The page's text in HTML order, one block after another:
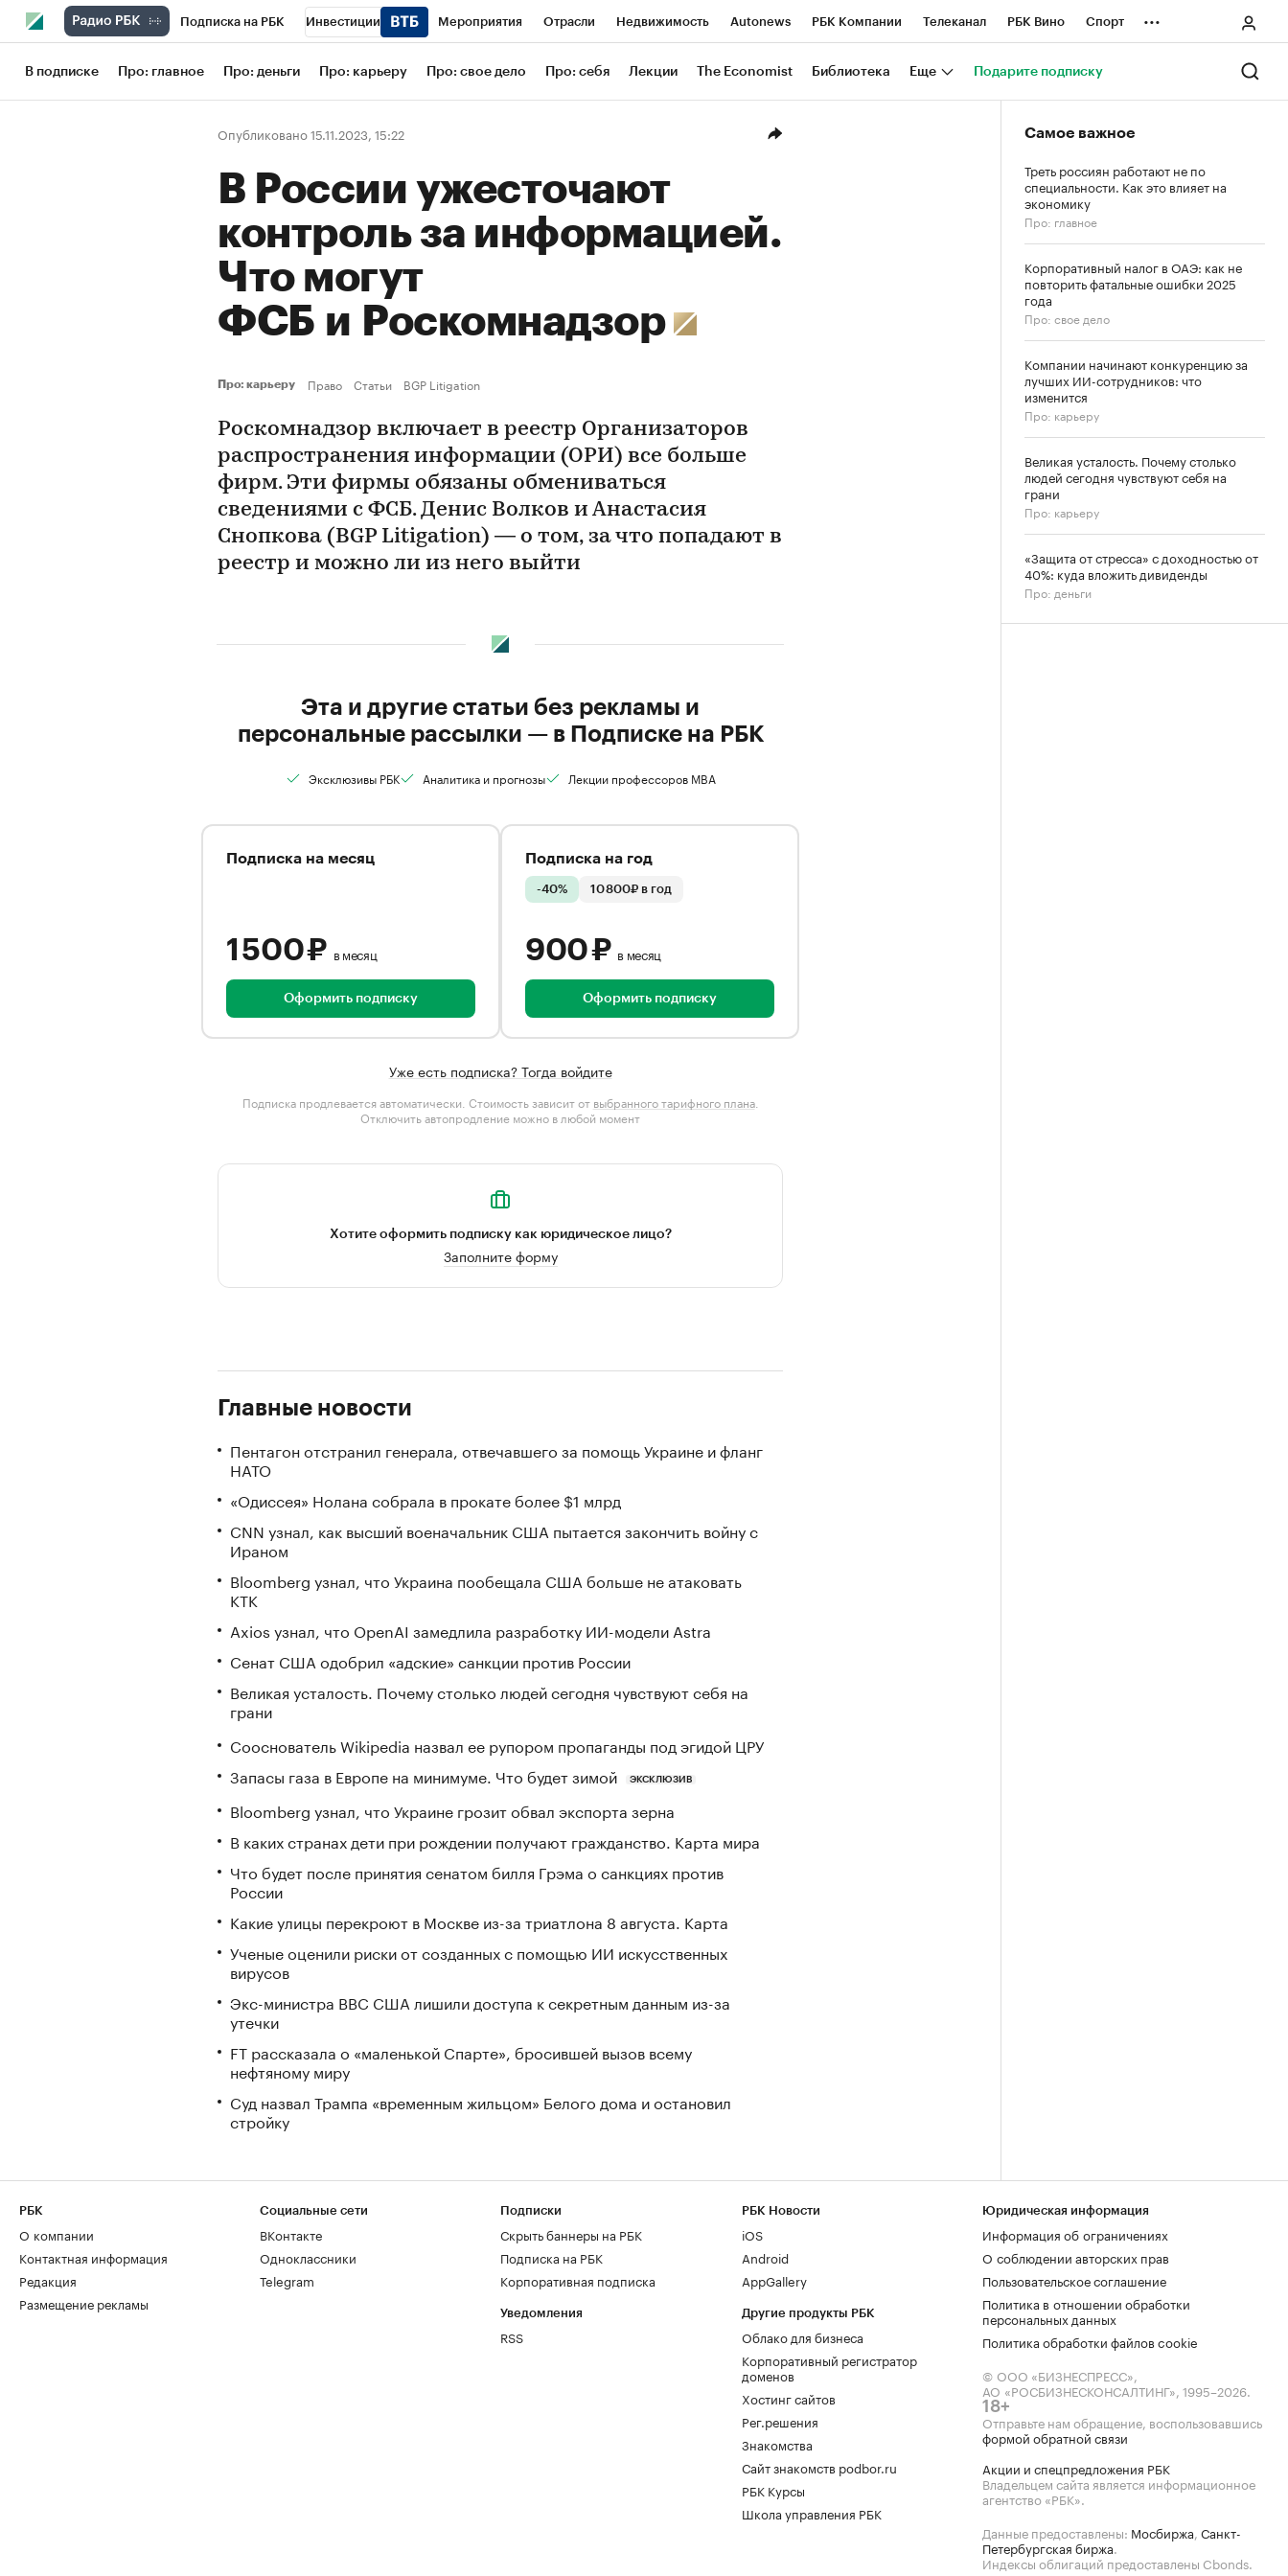
Подписка на РБК Инвестиции Мероприятия Отрасли Недвижимость Autonews РБК Компании Телеканал РБК Вино Спорт
Школа управления РБК РБК Образование РБК Life Тренды Визионеры Национальные проекты Город
Рынок наличной валюты
...
В подписке Про: главное Про: деньги Про: карьеру Про: свое дело Про: себя Лекции The Economist Библиотека Еще Подарите подписку
Опубликовано 15.11.2023, 15:22
В России ужесточают
контроль за информацией.
Что могут
ФСБ и Роскомнадзор
Про: карьеру Право Статьи BGP Litigation
Роскомнадзор включает в реестр Организаторов
распространения информации (ОРИ) все больше
фирм. Эти фирмы обязаны обмениваться
сведениями с ФСБ. Денис Волков и Анастасия
Снопкова (BGP Litigation) — о том, за что попадают в
реестр и можно ли из него выйти
Эта и другие статьи без рекламы и
персональные рассылки — в Подписке на РБК
Эксклюзивы РБК Аналитика и прогнозы Лекции профессоров MBA
Подписка на месяц
1 500 ₽ в месяц
Оформить подписку
Подписка на год
-40% 10 800₽ в год
900 ₽ в месяц
Оформить подписку
Уже есть подписка? Тогда войдите
Подписка продлевается автоматически. Стоимость зависит от выбранного тарифного плана.
Отключить автопродление можно в любой момент
Хотите оформить подписку как юридическое лицо?
Заполните форму
Главные новости
Пентагон отстранил генерала, отвечавшего за помощь Украине и фланг
НАТО
«Одиссея» Нолана собрала в прокате более $1 млрд
CNN узнал, как высший военачальник США пытается закончить войну с
Ираном
Bloomberg узнал, что Украина пообещала США больше не атаковать
КТК
Axios узнал, что OpenAI замедлила разработку ИИ-модели Astra
Сенат США одобрил «адские» санкции против России
Великая усталость. Почему столько людей сегодня чувствуют себя на
грани
Сооснователь Wikipedia назвал ее рупором пропаганды под эгидой ЦРУ
Запасы газа в Европе на минимуме. Что будет зимой
ЭКСКЛЮЗИВ
Bloomberg узнал, что Украине грозит обвал экспорта зерна
В каких странах дети при рождении получают гражданство. Карта мира
Что будет после принятия сенатом билля Грэма о санкциях против
России
Какие улицы перекроют в Москве из-за триатлона 8 августа. Карта
Ученые оценили риски от созданных с помощью ИИ искусственных
вирусов
Экс-министра ВВС США лишили доступа к секретным данным из-за
утечки
FT рассказала о «маленькой Спарте», бросившей вызов всему
нефтяному миру
Суд назвал Трампа «временным жильцом» Белого дома и остановил
стройку
Самое важное
Треть россиян работают не по
специальности. Как это влияет на
экономику
Про: главное
Корпоративный налог в ОАЭ: как не
повторить фатальные ошибки 2025
года
Про: свое дело
Компании начинают конкуренцию за
лучших ИИ-сотрудников: что
изменится
Про: карьеру
Великая усталость. Почему столько
людей сегодня чувствуют себя на
грани
Про: карьеру
«Защита от стресса» с доходностью от
40%: куда вложить дивиденды
Про: деньги
РБК
О компании
Контактная информация
Редакция
Размещение рекламы
Социальные сети
ВКонтакте
Одноклассники
Telegram
Подписки
Скрыть баннеры на РБК
Подписка на РБК
Корпоративная подписка
Уведомления
RSS
РБК Новости
iOS
Android
AppGallery
Другие продукты РБК
Облако для бизнеса
Корпоративный регистратор
доменов
Хостинг сайтов
Рег.решения
Знакомства
Сайт знакомств podbor.ru
РБК Курсы
Школа управления РБК
Юридическая информация
Информация об ограничениях
О соблюдении авторских прав
Пользовательское соглашение
Политика в отношении обработки
персональных данных
Политика обработки файлов cookie
© ООО «БИЗНЕСПРЕСС»,
АО «РОСБИЗНЕСКОНСАЛТИНГ», 1995–2026.
18+
Отправьте нам обращение, воспользовавшись
формой обратной связи
Акции и спецпредложения РБК
Владельцем сайта является информационное
агентство «РБК».
Данные предоставлены: Мосбиржа, Санкт-
Петербургская биржа.
Индексы облигаций предоставлены Cbonds.